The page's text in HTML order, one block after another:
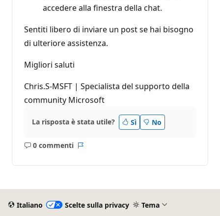
accedere alla finestra della chat.
Sentiti libero di inviare un post se hai bisogno
di ulteriore assistenza.
Migliori saluti
Chris.S-MSFT | Specialista del supporto della
community Microsoft
La risposta è stata utile? Sì No
0 commenti
Nessun
Italiano Scelte sulla privacy Tema